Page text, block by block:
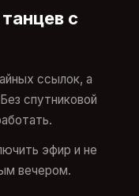
с
ссылок, а
спутниковой
эфир и не
вечером.